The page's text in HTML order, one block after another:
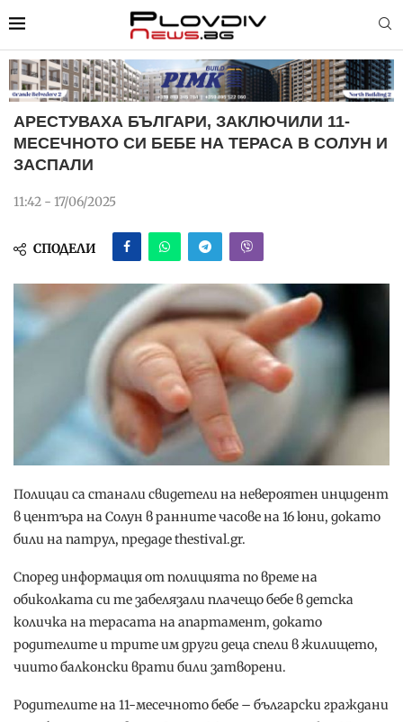
АРЕСТУВАХА БЪЛГАРИ, ЗАКЛЮЧИЛИ 11-
МЕСЕЧНОТО СИ БЕБЕ НА ТЕРАСА В СОЛУН И
ЗАСПАЛИ
11:42 - 17/06/2025
СПОДЕЛИ
Полицаи са станали свидетели на невероятен инцидент
в центъра на Солун в ранните часове на 16 юни, докато
били на патрул, предаде thestival.gr.
Според информация от полицията по време на
обиколката си те забелязали плачещо бебе в детска
количка на терасата на апартамент, докато
родителите и трите им други деца спели в жилището,
чиито балконски врати били затворени.
Родителите на 11-месечното бебе – български граждани